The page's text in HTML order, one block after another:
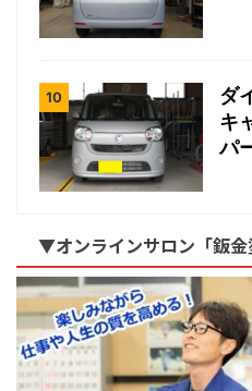
ダ
キ
パ
▼オンラインサロン「鈑金